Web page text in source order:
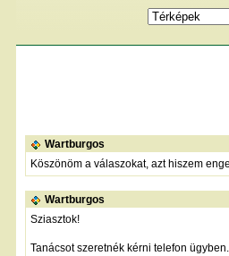
Wartburgos
Köszönöm a válaszokat, azt hiszem
Wartburgos
Sziasztok!
Tanácsot szeretnék kérni telefon